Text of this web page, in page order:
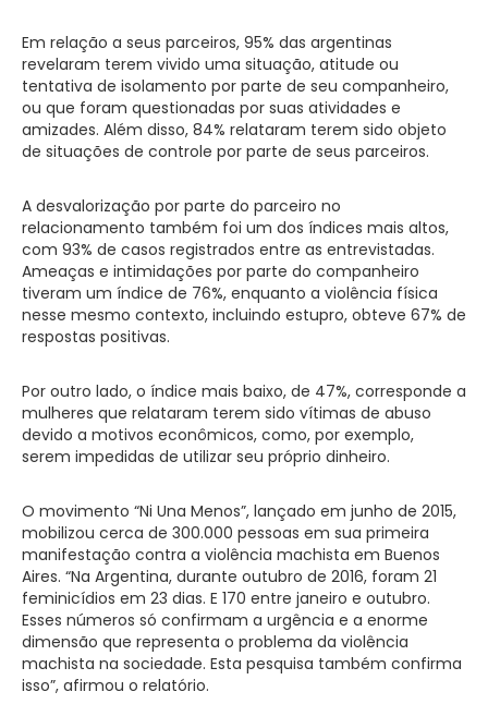
Em relação a seus parceiros, 95% das argentinas
revelaram terem vivido uma situação, atitude ou
tentativa de isolamento por parte de seu companheiro,
ou que foram questionadas por suas atividades e
amizades. Além disso, 84% relataram terem sido objeto
de situações de controle por parte de seus parceiros.
A desvalorização por parte do parceiro no
relacionamento também foi um dos índices mais altos,
com 93% de casos registrados entre as entrevistadas.
Ameaças e intimidações por parte do companheiro
tiveram um índice de 76%, enquanto a violência física
nesse mesmo contexto, incluindo estupro, obteve 67% de
respostas positivas.
Por outro lado, o índice mais baixo, de 47%, corresponde a
mulheres que relataram terem sido vítimas de abuso
devido a motivos econômicos, como, por exemplo,
serem impedidas de utilizar seu próprio dinheiro.
O movimento “Ni Una Menos”, lançado em junho de 2015,
mobilizou cerca de 300.000 pessoas em sua primeira
manifestação contra a violência machista em Buenos
Aires. “Na Argentina, durante outubro de 2016, foram 21
feminicídios em 23 dias. E 170 entre janeiro e outubro.
Esses números só confirmam a urgência e a enorme
dimensão que representa o problema da violência
machista na sociedade. Esta pesquisa também confirma
isso”, afirmou o relatório.